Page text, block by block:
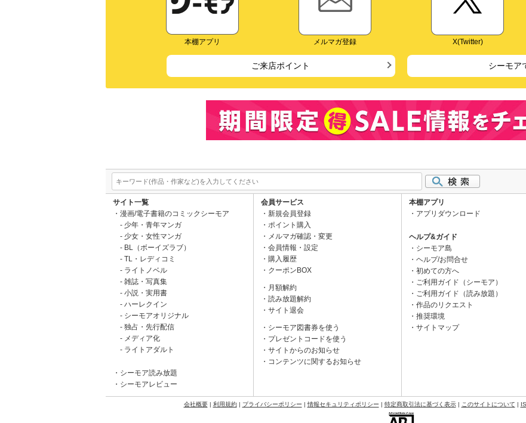
本棚アプリ メルマガ登録 X(Twitter)
ご来店ポイント シーモア
サイト一覧
漫画/電子書籍のコミックシーモア
少年・青年マンガ
少女・女性マンガ
BL（ボーイズラブ）
TL・レディコミ
ライトノベル
雑誌・写真集
小説・実用書
ハーレクイン
シーモアオリジナル
独占・先行配信
メディア化
ライトアダルト
シーモア読み放題
シーモアレビュー
会員サービス
新規会員登録
ポイント購入
メルマガ確認・変更
会員情報・設定
購入履歴
クーポンBOX
月額解約
読み放題解約
サイト退会
シーモア図書券を使う
プレゼントコードを使う
サイトからのお知らせ
コンテンツに関するお知らせ
本棚アプリ
アプリダウンロード
ヘルプ&ガイド
シーモア島
ヘルプ/お問合せ
初めての方へ
ご利用ガイド（シーモア）
ご利用ガイド（読み放題）
作品のリクエスト
推奨環境
サイトマップ
会社概要| 利用規約| プライバシーポリシー | 情報セキュリティポリシー | 特定商取引法に基づく表示| このサイトについて |